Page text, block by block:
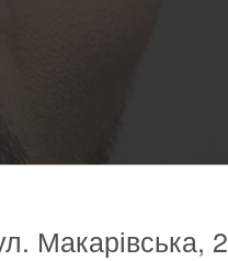
Макарівська, 2